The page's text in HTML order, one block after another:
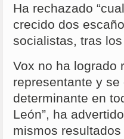
Ha rechazado
crecido dos
socialistas, tras
Vox no ha logrado
representante y
determinante en
León”, ha
mismos